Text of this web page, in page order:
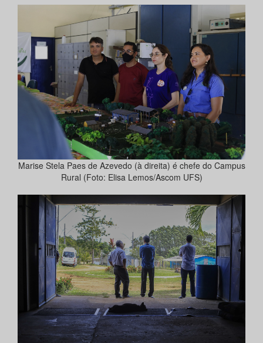
Marise Stela Paes de Azevedo (à direita) é chefe do Campus
Rural (Foto: Elisa Lemos/Ascom UFS)